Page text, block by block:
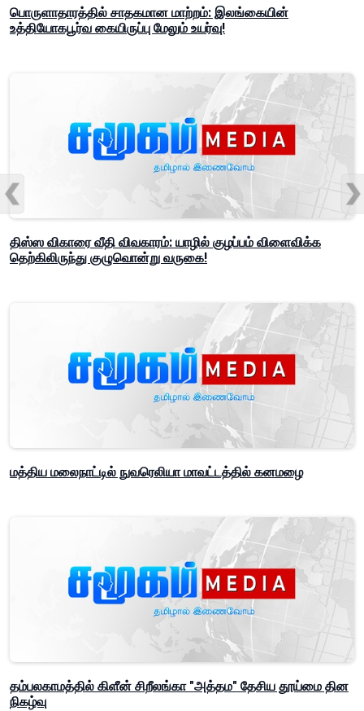
பொருளாதாரத்தில் சாதகமான மாற்றம்: இலங்கையின்
உத்தியோகபூர்வ கையிருப்பு மேலும் உயர்வு!
திஸ்ஸ விகாரை வீதி விவகாரம்: யாழில் குழப்பம் விளைவிக்க
தெற்கிலிருந்து குழுவொன்று வருகை!
மத்திய மலைநாட்டில் நுவரெலியா மாவட்டத்தில் கனமழை
தம்பலகாமத்தில் கிளீன் சிறீலங்கா "அத்தம" தேசிய தூய்மை தின
நிகழ்வு